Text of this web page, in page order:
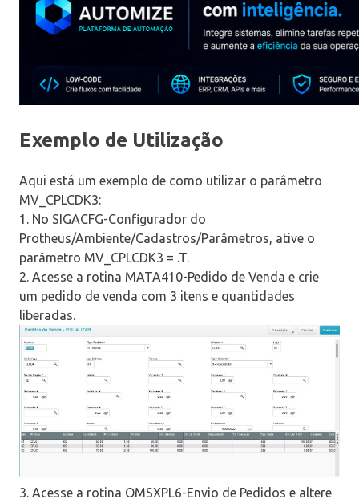
Exemplo de Utilização
Aqui está um exemplo de como utilizar o parâmetro
MV_CPLCDK3:
1. No SIGACFG-Configurador do
Protheus/Ambiente/Cadastros/Parâmetros, ative o
parâmetro MV_CPLCDK3 = .T.
2. Acesse a rotina MATA410-Pedido de Venda e crie
um pedido de venda com 3 itens e quantidades
liberadas.
3. Acesse a rotina OMSXPL6-Envio de Pedidos e altere